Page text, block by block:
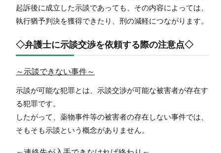
起訴後に成立した示談であっても、その内容によっては、
執行猶予判決を獲得できたり、刑の減軽につながります。
◇弁護士に示談交渉を依頼する際の注意点◇
～示談できない事件～
示談が可能な犯罪とは、示談交渉が可能な被害者が存在す
る犯罪です。
したがって、薬物事件等の被害者の存在しない事件では、
そもそも示談という概念がありません。